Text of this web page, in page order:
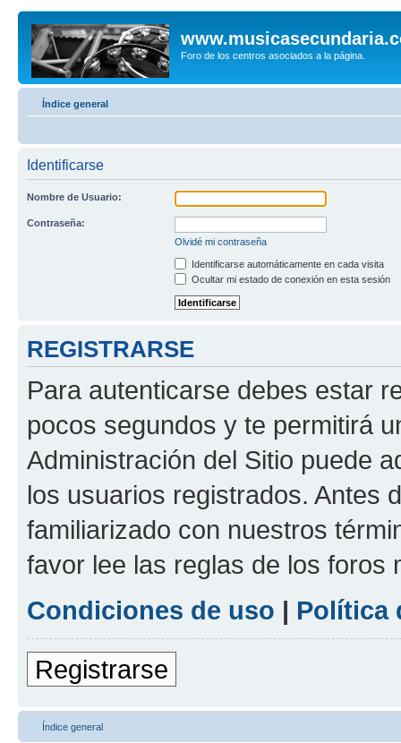
Foro de los centros asociados a la página.
Índice general
Identificarse
Nombre de Usuario:
Contraseña:
Olvidé mi contraseña
Identificarse automáticamente en cada visita
Ocultar mi estado de conexión en esta sesión
REGISTRARSE
Para autenticarse debes estar
pocos segundos y te permitirá
Administración del Sitio puede
los usuarios registrados. Antes
familiarizado con nuestros
favor lee las reglas de los foros
Condiciones de uso | Política
Registrarse
Índice general